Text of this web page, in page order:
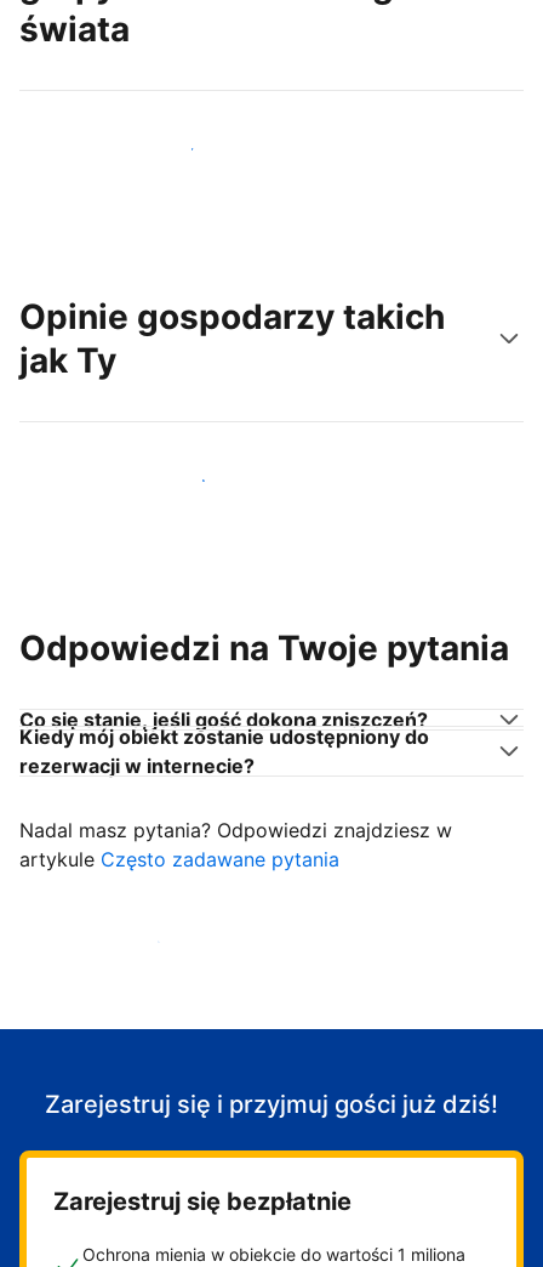
świata
Dotrzyj do nowych gości już dziś
Opinie gospodarzy takich
jak Ty
Dołącz do gospodarzy takich jak Ty
Odpowiedzi na Twoje pytania
Co się stanie, jeśli gość dokona zniszczeń?
Kiedy mój obiekt zostanie udostępniony do
rezerwacji w internecie?
Nadal masz pytania? Odpowiedzi znajdziesz w
artykule Często zadawane pytania
Zacznij przyjmować gości
Zarejestruj się i przyjmuj gości już dziś!
Zarejestruj się bezpłatnie
Ochrona mienia w obiekcie do wartości 1 miliona